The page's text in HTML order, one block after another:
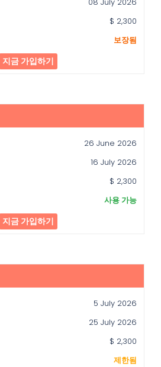
08 July 2026
$ 2,300
보장됨
지금 가입하기
26 June 2026
16 July 2026
$ 2,300
사용 가능
지금 가입하기
5 July 2026
25 July 2026
$ 2,300
제한됨